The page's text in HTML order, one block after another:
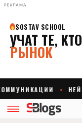
РЕКЛАМА